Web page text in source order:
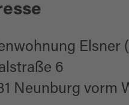
Elsner
6
Neunburg vorm